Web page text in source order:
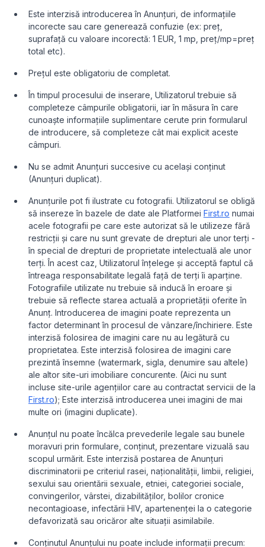
Este interzisă introducerea în Anunțuri, de informațiile
incorecte sau care generează confuzie (ex: preț,
suprafață cu valoare incorectă: 1 EUR, 1 mp, preț/mp=preț
total etc).
Prețul este obligatoriu de completat.
În timpul procesului de inserare, Utilizatorul trebuie să
completeze câmpurile obligatorii, iar în măsura în care
cunoaște informațiile suplimentare cerute prin formularul
de introducere, să completeze cât mai explicit aceste
câmpuri.
Nu se admit Anunțuri succesive cu același conținut
(Anunțuri duplicat).
Anunțurile pot fi ilustrate cu fotografii. Utilizatorul se obligă
să insereze în bazele de date ale Platformei First.ro numai
acele fotografii pe care este autorizat să le utilizeze fără
restricții și care nu sunt grevate de drepturi ale unor terți -
în special de drepturi de proprietate intelectuală ale unor
terți. În acest caz, Utilizatorul înțelege și acceptă faptul că
întreaga responsabilitate legală față de terți îi aparține.
Fotografiile utilizate nu trebuie să inducă în eroare și
trebuie să reflecte starea actuală a proprietății oferite în
Anunț. Introducerea de imagini poate reprezenta un
factor determinant în procesul de vânzare/închiriere. Este
interzisă folosirea de imagini care nu au legătură cu
proprietatea. Este interzisă folosirea de imagini care
prezintă însemne (watermark, sigla, denumire sau altele)
ale altor site-uri imobiliare concurente. (Aici nu sunt
incluse site-urile agențiilor care au contractat servicii de la
First.ro); Este interzisă introducerea unei imagini de mai
multe ori (imagini duplicate).
Anunțul nu poate încălca prevederile legale sau bunele
moravuri prin formulare, conținut, prezentare vizuală sau
scopul urmărit. Este interzisă postarea de Anunțuri
discriminatorii pe criteriul rasei, naționalității, limbii, religiei,
sexului sau orientării sexuale, etniei, categoriei sociale,
convingerilor, vârstei, dizabilităților, bolilor cronice
necontagioase, infectării HIV, apartenenței la o categorie
defavorizată sau oricăror alte situații asimilabile.
Conținutul Anunțului nu poate include informații precum: